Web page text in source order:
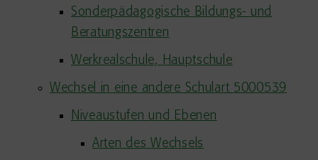
Sonderpädagogische Bildungs- und
Beratungszentren
Werkrealschule, Hauptschule
Wechsel in eine andere Schulart 5000539
Niveaustufen und Ebenen
Arten des Wechsels